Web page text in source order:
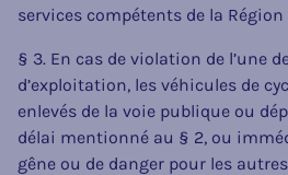
services compétents de la
§ 3. En cas de violation de l’une
d’exploitation, les véhicules de
enlevés de la voie publique ou
délai mentionné au § 2, ou
gêne ou de danger pour les